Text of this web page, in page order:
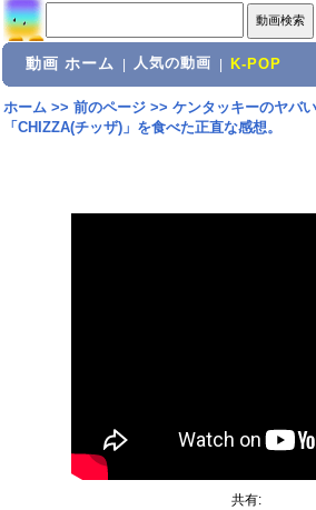
動画 ホーム 人気の動画 K-POP
ホーム>> 前のページ>> ケンタッキーのヤバ
「CHIZZA(チッザ)」を食べた正直な感想。
共有: